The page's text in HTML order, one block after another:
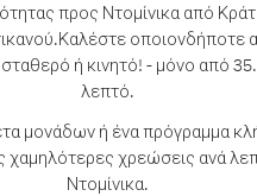
προς Ντομίνικα από
Καλέστε οποιονδήποτε
σταθερό ή κινητό! - μόνο από
λεπτό.
μονάδων ή ένα πρόγραμμα
χαμηλότερες χρεώσεις ανά
Ντομίνικα.